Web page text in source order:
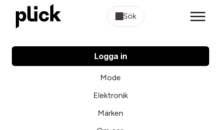
Sök
Logga in
Mode
Elektronik
Märken